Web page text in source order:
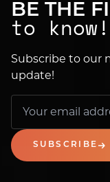
BE THE
to know!
Subscribe to our
update!
SUBSCRIBE